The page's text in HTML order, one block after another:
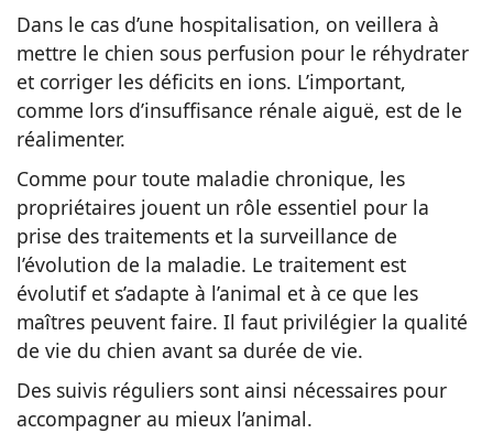
Dans le cas d’une hospitalisation, on veillera à
mettre le chien sous perfusion pour le réhydrater
et corriger les déficits en ions. L’important,
comme lors d’insuffisance rénale aiguë, est de le
réalimenter.
Comme pour toute maladie chronique, les
propriétaires jouent un rôle essentiel pour la
prise des traitements et la surveillance de
l’évolution de la maladie. Le traitement est
évolutif et s’adapte à l’animal et à ce que les
maîtres peuvent faire. Il faut privilégier la qualité
de vie du chien avant sa durée de vie.
Des suivis réguliers sont ainsi nécessaires pour
accompagner au mieux l’animal.